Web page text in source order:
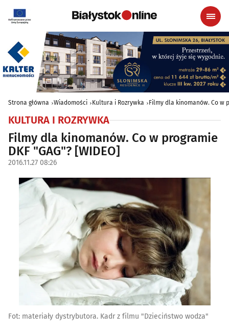
Strona główna Wiadomości Kultura i Rozrywka Filmy dla kinomanów. Co w
KULTURA I ROZRYWKA
Filmy dla kinomanów. Co w programie
DKF "GAG"? [WIDEO]
2016.11.27 08:26
Fot: materiały dystrybutora. Kadr z filmu "Dzieciństwo wodza"